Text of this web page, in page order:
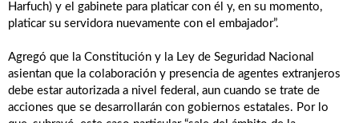
Harfuch) y el gabinete para platicar con él y, en su momento,
platicar su servidora nuevamente con el embajador”.
Agregó que la Constitución y la Ley de Seguridad Nacional
asientan que la colaboración y presencia de agentes extranjeros
debe estar autorizada a nivel federal, aun cuando se trate de
acciones que se desarrollarán con gobiernos estatales. Por lo